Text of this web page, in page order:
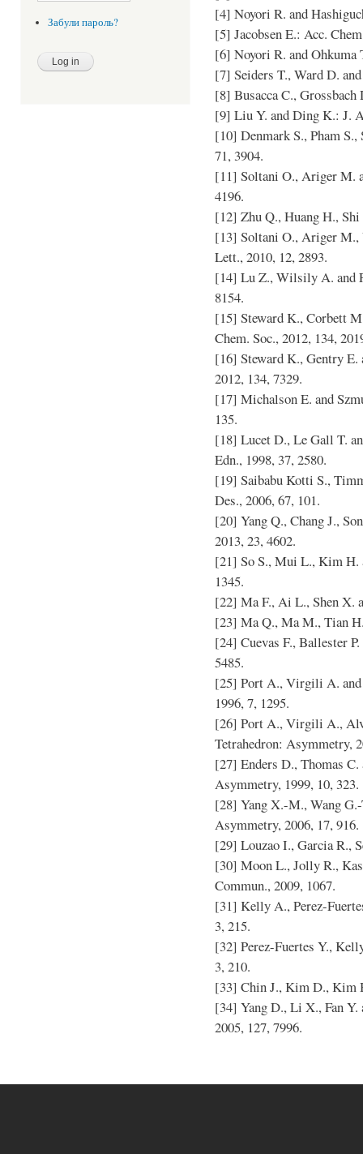
Забули пароль?
[4] Noyori R. and
[5] Jacobsen E.: Acc.
[6] Noyori R. and Ohkuma
[7] Seiders T., Ward D.
[8] Busacca C.,
[9] Liu Y. and Ding K.: J.
[10] Denmark S., Pham S.,
71, 3904.
[11] Soltani O., Ariger M.
4196.
[12] Zhu Q., Huang H.,
[13] Soltani O., Ariger M.,
Lett., 2010, 12, 2893.
[14] Lu Z., Wilsily A. and
8154.
[15] Steward K., Corbett
Chem. Soc., 2012, 134,
[16] Steward K., Gentry E.
2012, 134, 7329.
[17] Michalson E. and
135.
[18] Lucet D., Le Gall T.
Edn., 1998, 37, 2580.
[19] Saibabu Kotti S.,
Des., 2006, 67, 101.
[20] Yang Q., Chang J.,
2013, 23, 4602.
[21] So S., Mui L., Kim H.
1345.
[22] Ma F., Ai L., Shen X.
[23] Ma Q., Ma M., Tian
[24] Cuevas F., Ballester
5485.
[25] Port A., Virgili A. and
1996, 7, 1295.
[26] Port A., Virgili A.,
Tetrahedron: Asymmetry,
[27] Enders D., Thomas
Asymmetry, 1999, 10, 323.
[28] Yang X.-M., Wang
Asymmetry, 2006, 17, 916.
[29] Louzao I., Garcia R.,
[30] Moon L., Jolly R.,
Commun., 2009, 1067.
[31] Kelly A., Perez-
3, 215.
[32] Perez-Fuertes Y.,
3, 210.
[33] Chin J., Kim D., Kim
[34] Yang D., Li X., Fan Y.
2005, 127, 7996.